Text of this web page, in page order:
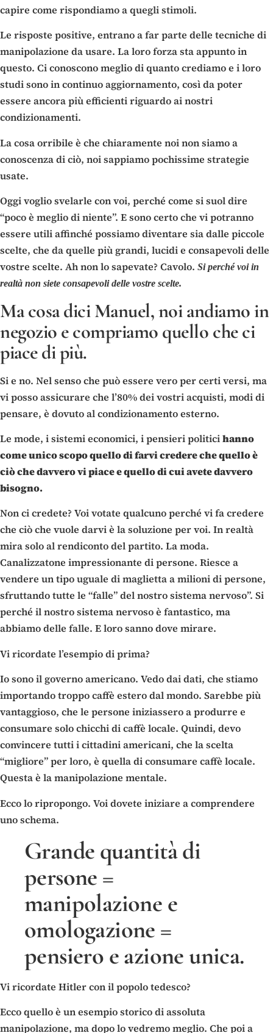
capire come rispondiamo a quegli stimoli.
Le risposte positive, entrano a far parte delle tecniche di
manipolazione da usare. La loro forza sta appunto in
questo. Ci conoscono meglio di quanto crediamo e i loro
studi sono in continuo aggiornamento, così da poter
essere ancora più efficienti riguardo ai nostri
condizionamenti.
La cosa orribile è che chiaramente noi non siamo a
conoscenza di ciò, noi sappiamo pochissime strategie
usate.
Oggi voglio svelarle con voi, perché come si suol dire
“poco è meglio di niente”. E sono certo che vi potranno
essere utili affinché possiamo diventare sia dalle piccole
scelte, che da quelle più grandi, lucidi e consapevoli delle
vostre scelte. Ah non lo sapevate? Cavolo. Si perché voi in
realtà non siete consapevoli delle vostre scelte.
Ma cosa dici Manuel, noi andiamo in
negozio e compriamo quello che ci
piace di più.
Si e no. Nel senso che può essere vero per certi versi, ma
vi posso assicurare che l’80% dei vostri acquisti, modi di
pensare, è dovuto al condizionamento esterno.
Le mode, i sistemi economici, i pensieri politicihanno
come unico scopo quello di farvi credere che quello è
ciò che davvero vi piace e quello di cui avete davvero
bisogno.
Non ci credete? Voi votate qualcuno perché vi fa credere
che ciò che vuole darvi è la soluzione per voi. In realtà
mira solo al rendiconto del partito. La moda.
Canalizzatone impressionante di persone. Riesce a
vendere un tipo uguale di maglietta a milioni di persone,
sfruttando tutte le “falle” del nostro sistema nervoso”. Si
perché il nostro sistema nervoso è fantastico, ma
abbiamo delle falle. E loro sanno dove mirare.
Vi ricordate l’esempio di prima?
Io sono il governo americano. Vedo dai dati, che stiamo
importando troppo caffè estero dal mondo. Sarebbe più
vantaggioso, che le persone iniziassero a produrre e
consumare solo chicchi di caffè locale. Quindi, devo
convincere tutti i cittadini americani, che la scelta
“migliore” per loro, è quella di consumare caffè locale.
Questa è la manipolazione mentale.
Ecco lo ripropongo. Voi dovete iniziare a comprendere
uno schema.
Grande quantità di
persone =
manipolazione e
omologazione =
pensiero e azione unica.
Vi ricordate Hitler con il popolo tedesco?
Ecco quello è un esempio storico di assoluta
manipolazione, ma dopo lo vedremo meglio. Che poi a